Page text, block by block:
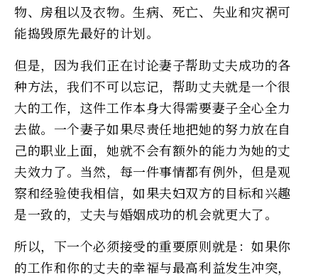
物、房租以及衣物。生病、死亡、失业和灾祸可
能捣毁原先最好的计划。
但是，因为我们正在讨论妻子帮助丈夫成功的各
种方法，我们不可以忘记，帮助丈夫就是一个很
大的工作，这件工作本身大得需要妻子全心全力
去做。一个妻子如果尽责任地把她的努力放在自
己的职业上面，她就不会有额外的能力为她的丈
夫效力了。当然，每一件事情都有例外，但是观
察和经验使我相信，如果夫妇双方的目标和兴趣
是一致的，丈夫与婚姻成功的机会就更大了。
所以，下一个必须接受的重要原则就是：如果你
的工作和你的丈夫的幸福与最高利益发生冲突，